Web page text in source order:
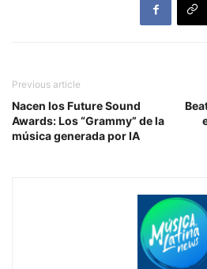
Previous article
Nacen los Future Sound
Awards: Los “Grammy” de la
música generada por IA